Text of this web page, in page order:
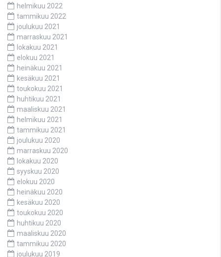
helmikuu 2022
tammikuu 2022
joulukuu 2021
marraskuu 2021
lokakuu 2021
elokuu 2021
heinäkuu 2021
kesäkuu 2021
toukokuu 2021
huhtikuu 2021
maaliskuu 2021
helmikuu 2021
tammikuu 2021
joulukuu 2020
marraskuu 2020
lokakuu 2020
syyskuu 2020
elokuu 2020
heinäkuu 2020
kesäkuu 2020
toukokuu 2020
huhtikuu 2020
maaliskuu 2020
tammikuu 2020
joulukuu 2019